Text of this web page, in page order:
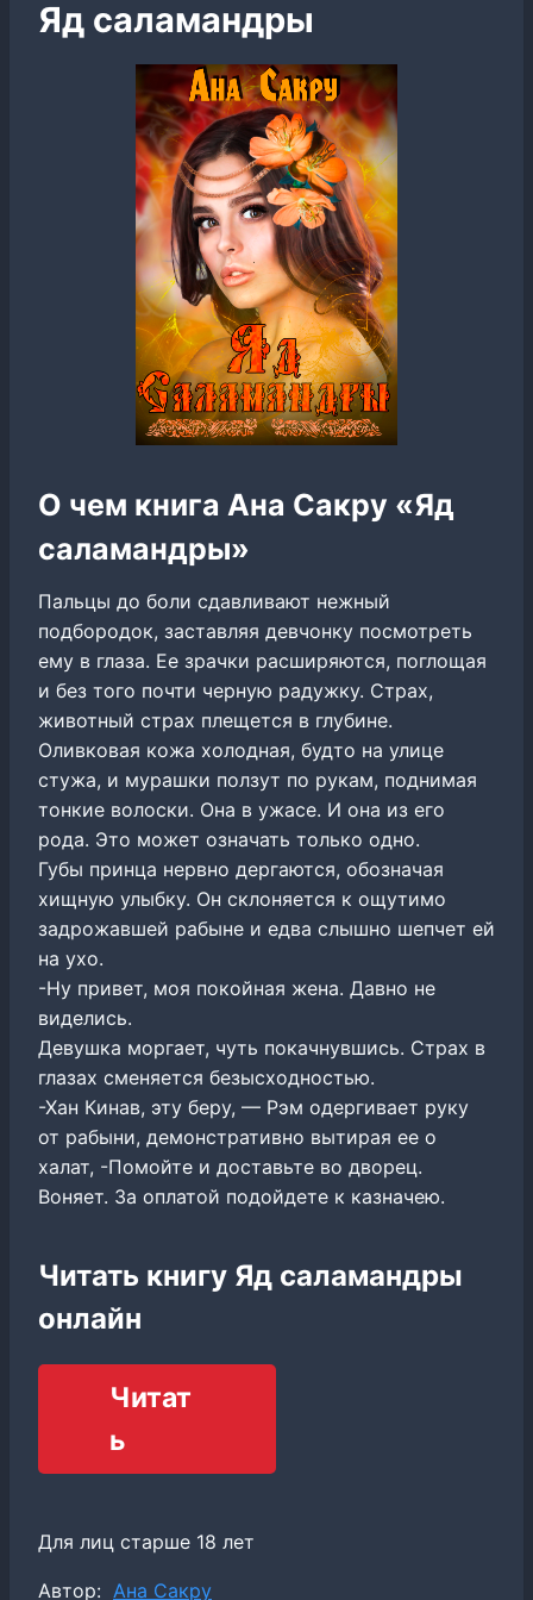
Яд саламандры
О чем книга Ана Сакру «Яд
саламандры»
Пальцы до боли сдавливают нежный
подбородок, заставляя девчонку посмотреть
ему в глаза. Ее зрачки расширяются, поглощая
и без того почти черную радужку. Страх,
животный страх плещется в глубине.
Оливковая кожа холодная, будто на улице
стужа, и мурашки ползут по рукам, поднимая
тонкие волоски. Она в ужасе. И она из его
рода. Это может означать только одно.
Губы принца нервно дергаются, обозначая
хищную улыбку. Он склоняется к ощутимо
задрожавшей рабыне и едва слышно шепчет ей
на ухо.
-Ну привет, моя покойная жена. Давно не
виделись.
Девушка моргает, чуть покачнувшись. Страх в
глазах сменяется безысходностью.
-Хан Кинав, эту беру, — Рэм одергивает руку
от рабыни, демонстративно вытирая ее о
халат, -Помойте и доставьте во дворец.
Воняет. За оплатой подойдете к казначею.
Читать книгу Яд саламандры
онлайн
Читат
ь
Для лиц старше 18 лет
Метки
Автор: Ана Сакру